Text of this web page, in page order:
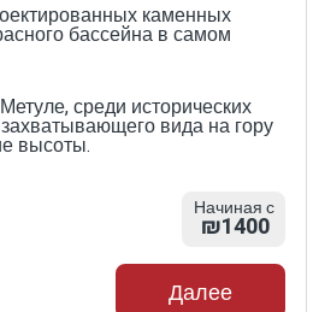
каменных
бассейна в самом
среди исторических
вида на гору
высоты.
Начиная с
₪1400
Далее